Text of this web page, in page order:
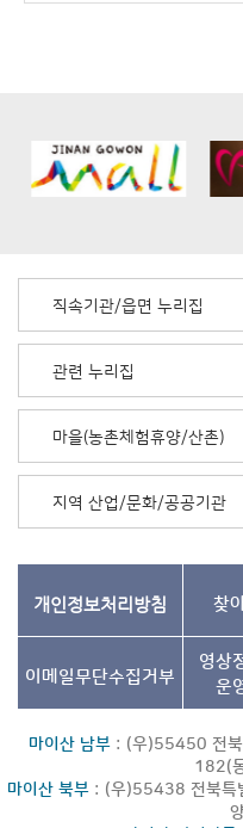
직속기관/읍면 누리집
관련 누리집
마을(농촌체험휴양/산촌)
지역 산업/문화/공공기관
개인정보처리방침 찾
이메일무단수집거부
영상
운
마이산 남부 : (우)55450 전북
182(
마이산 북부 : (우)55438 전북특